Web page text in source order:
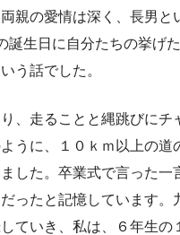
親の愛情は深く、長男と
誕生日に自分たちの挙げ
う話でした。
、走ることと縄跳びにチ
うに、１０ｋｍ以上の道
した。卒業式で言った一
ったと記憶しています。
ていき、私は、６年生の